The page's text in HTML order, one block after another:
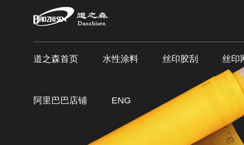
道之森首页 水性涂料 丝印胶刮 丝印
阿里巴巴店铺 ENG